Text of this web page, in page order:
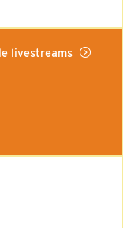
livestreams